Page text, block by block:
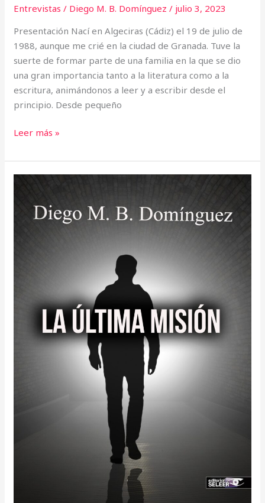
Entrevistas / Diego M. B. Domínguez/ julio 3, 2023
Presentación Nací en Algeciras (Cádiz) el 19 de julio de
1988, aunque me crié en la ciudad de Granada. Tuve la
suerte de formar parte de una familia en la que se dio
una gran importancia tanto a la literatura como a la
escritura, animándonos a leer y a escribir desde el
principio. Desde pequeño
Leer más »
Diego